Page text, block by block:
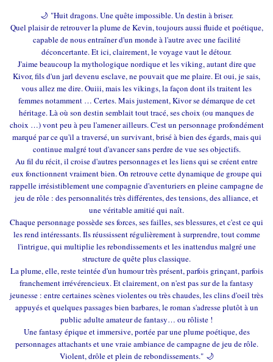
🌙 "Huit dragons. Une quête impossible. Un destin à briser.
Quel plaisir de retrouver la plume de Kevin, toujours aussi fluide et poétique,
capable de nous entraîner d'un monde à l'autre avec une facilité
déconcertante. Et ici, clairement, le voyage vaut le détour.
J'aime beaucoup la mythologique nordique et les viking, autant dire que
Kivor, fils d'un jarl devenu esclave, ne pouvait que me plaire. Et oui, je sais,
vous allez me dire. Ouiii, mais les vikings, la façon dont ils traitent les
femmes notamment … Certes. Mais justement, Kivor se démarque de cet
héritage. Là où son destin semblait tout tracé, ses choix (ou manques de
choix …) vont peu à peu l'amener ailleurs. C'est un personnage profondément
marqué par ce qu'il a traversé, un survivant, brisé à bien des égards, mais qui
continue malgré tout d'avancer sans perdre de vue ses objectifs.
Au fil du récit, il croise d'autres personnages et les liens qui se créent entre
eux fonctionnent vraiment bien. On retrouve cette dynamique de groupe qui
rappelle irrésistiblement une compagnie d'aventuriers en pleine campagne de
jeu de rôle : des personnalités très différentes, des tensions, des alliance, et
une véritable amitié qui naît.
Chaque personnage possède ses forces, ses failles, ses blessures, et c'est ce qui
les rend intéressants. Ils réussissent régulièrement à surprendre, tout comme
l'intrigue, qui multiplie les rebondissements et les inattendus malgré une
structure de quête plus classique.
La plume, elle, reste teintée d'un humour très présent, parfois grinçant, parfois
franchement irrévérencieux. Et clairement, on n'est pas sur de la fantasy
jeunesse : entre certaines scènes violentes ou très chaudes, les clins d'oeil très
appuyés et quelques passages bien barbares, le roman s'adresse plutôt à un
public adulte amateur de fantasy… ou rôliste !
Une fantasy épique et immersive, portée par une plume poétique, des
personnages attachants et une vraie ambiance de campagne de jeu de rôle.
Violent, drôle et plein de rebondissements." 🌙